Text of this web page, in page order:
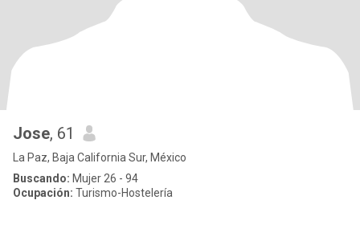
Jose, 61
La Paz, Baja California Sur, México
Buscando: Mujer 26 - 94
Ocupación: Turismo-Hostelería